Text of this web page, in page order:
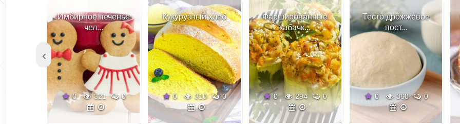
Имбирное печенье
чел...
0 321 0
Кукурузный хлеб
0 310 0
Фаршированные
кабачк...
0 294 0
Тесто дрожжевое
пост...
0 368 0
‹